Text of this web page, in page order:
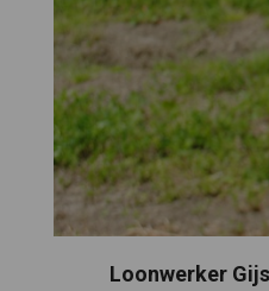
Loonwerker